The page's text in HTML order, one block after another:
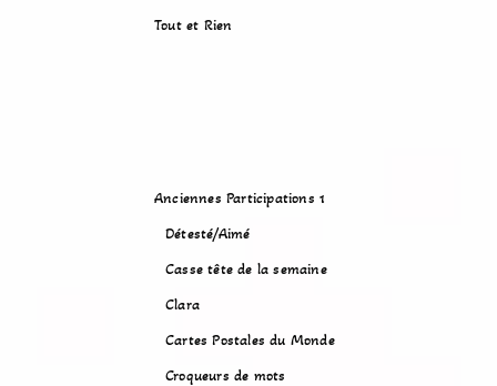
Tout et Rien
Anciennes Participations 1
Détesté/Aimé
Casse tête de la semaine
Clara
Cartes Postales du Monde
Croqueurs de mots